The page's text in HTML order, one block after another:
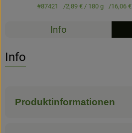
Hofladen
#87421 2,89 € / 180 g 16,06 €
Info
Info
Produktinformationen